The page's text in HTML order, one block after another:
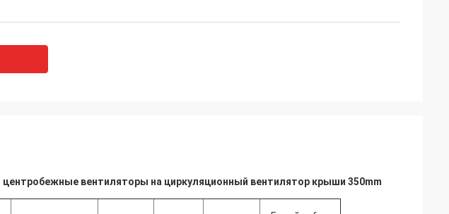
центробежные вентиляторы на циркуляционный вентилятор крыши 350mm